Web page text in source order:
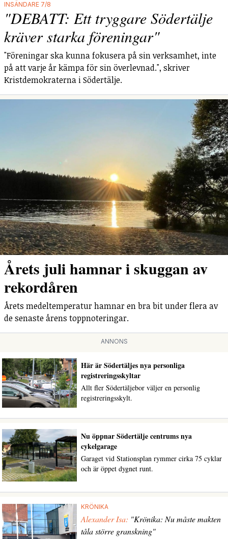
INSÄNDARE 7/8
"DEBATT: Ett tryggare Södertälje
kräver starka föreningar"
"Föreningar ska kunna fokusera på sin verksamhet, inte
på att varje år kämpa för sin överlevnad.", skriver
Kristdemokraterna i Södertälje.
Årets juli hamnar i skuggan av
rekordåren
Årets medeltemperatur hamnar en bra bit under flera av
de senaste årens toppnoteringar.
ANNONS
Här är Södertäljes nya personliga
registreringsskyltar
Allt fler Södertäljebor väljer en personlig
registreringsskylt.
Nu öppnar Södertälje centrums nya
cykelgarage
Garaget vid Stationsplan rymmer cirka 75 cyklar
och är öppet dygnet runt.
KRÖNIKA
Alexander Isa: "Krönika: Nu måste makten
tåla större granskning"